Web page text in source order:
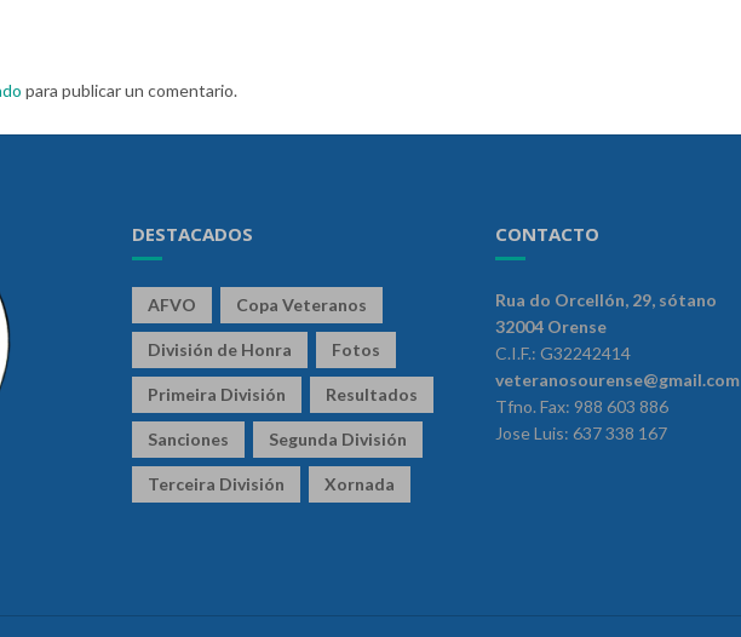
para publicar un comentario.
DESTACADOS
AFVO Copa Veteranos
División de Honra Fotos
Primeira División Resultados
Sanciones Segunda División
Terceira División Xornada
CONTACTO
Rua do Orcellón, 29, sótano
32004 Orense
C.I.F.: G32242414
veteranosourense@gmail.com
Tfno. Fax: 988 603 886
Jose Luis: 637 338 167